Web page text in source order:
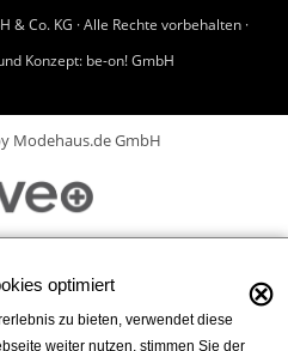
& Co. KG · Alle Rechte vorbehalten ·
Konzept: be-on! GmbH
Modehaus.de GmbH
optimiert ⊗
zu bieten, verwendet diese
weiter nutzen, stimmen Sie der